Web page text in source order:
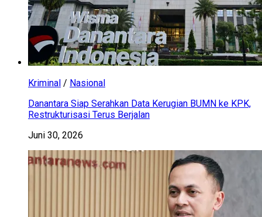
Kriminal / Nasional
Danantara Siap Serahkan Data Kerugian BUMN ke KPK,
Restrukturisasi Terus Berjalan
Juni 30, 2026